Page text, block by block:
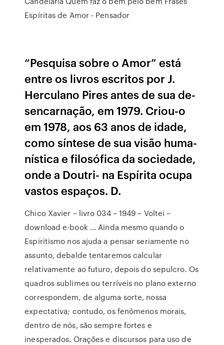
Espíritas de Amor - Pensador
“Pesquisa sobre o Amor” está
entre os livros escritos por J.
Herculano Pires antes de sua de-
sencarnação, em 1979. Criou-o
em 1978, aos 63 anos de idade,
como síntese de sua visão huma-
nística e filosófica da sociedade,
onde a Doutri- na Espírita ocupa
vastos espaços. D.
Chico Xavier – livro 034 – 1949 – Voltei –
download e-book ... Ainda mesmo quando o
Espiritismo nos ajuda a pensar seriamente no
assunto, debalde tentaremos calcular
relativamente ao futuro, depois do sepulcro. Os
quadros sublimes ou terríveis no plano externo
correspondem, de alguma sorte, nossa
expectativa; contudo, os fenômenos morais,
dentro de nós, são sempre fortes e
inesperados. Orações e discursos para uso de